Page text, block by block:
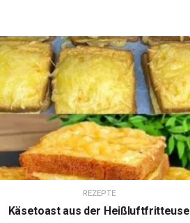
REZEPTE
Käsetoast aus der Heißluftfritteuse